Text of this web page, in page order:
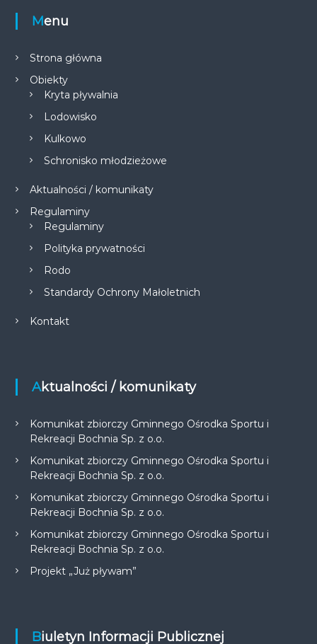
Menu
Strona główna
Obiekty
Kryta pływalnia
Lodowisko
Kulkowo
Schronisko młodzieżowe
Aktualności / komunikaty
Regulaminy
Regulaminy
Polityka prywatności
Rodo
Standardy Ochrony Małoletnich
Kontakt
Aktualności / komunikaty
Komunikat zbiorczy Gminnego Ośrodka Sportu i
Rekreacji Bochnia Sp. z o.o.
Komunikat zbiorczy Gminnego Ośrodka Sportu i
Rekreacji Bochnia Sp. z o.o.
Komunikat zbiorczy Gminnego Ośrodka Sportu i
Rekreacji Bochnia Sp. z o.o.
Komunikat zbiorczy Gminnego Ośrodka Sportu i
Rekreacji Bochnia Sp. z o.o.
Projekt „Już pływam”
Biuletyn Informacji Publicznej